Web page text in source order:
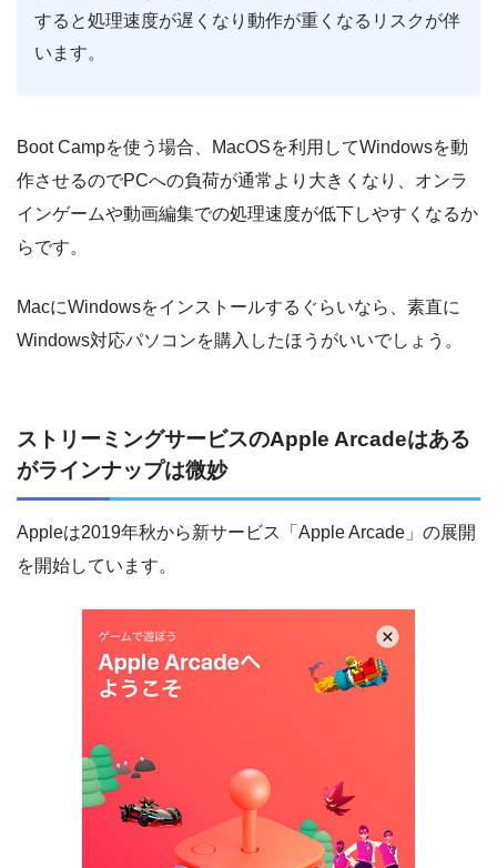
すると処理速度が遅くなり動作が重くなるリスクが伴
います。
Boot Campを使う場合、MacOSを利用してWindowsを動
作させるのでPCへの負荷が通常より大きくなり、オンラ
インゲームや動画編集での処理速度が低下しやすくなるか
らです。
MacにWindowsをインストールするぐらいなら、素直に
Windows対応パソコンを購入したほうがいいでしょう。
ストリーミングサービスのApple Arcadeはある
がラインナップは微妙
Appleは2019年秋から新サービス「Apple Arcade」の展開
を開始しています。